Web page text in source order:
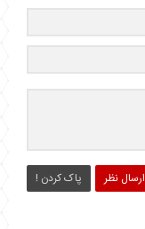
ارسال نظر پاک کردن !